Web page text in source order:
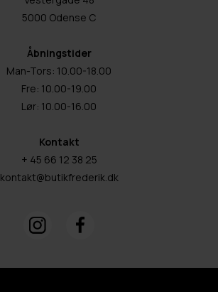
5000 Odense C
Åbningstider
Man-Tors: 10.00-18.00
Fre: 10.00-19.00
Lør: 10.00-16.00
Kontakt
+ 45 66 12 38 25
kontakt@butikfrederik.dk